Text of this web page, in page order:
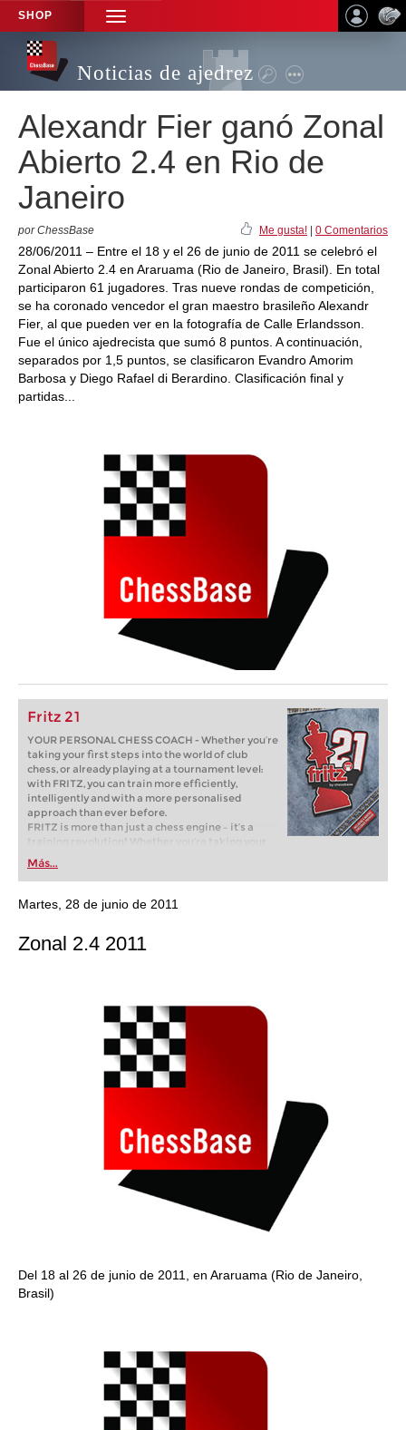
SHOP
TOGGLE
NAVIGATION
Noticias de ajedrez
Alexandr Fier ganó Zonal
Abierto 2.4 en Rio de
Janeiro
por ChessBase Me gusta! 0 Comentarios
28/06/2011 – Entre el 18 y el 26 de junio de 2011 se celebró el
Zonal Abierto 2.4 en Araruama (Rio de Janeiro, Brasil). En total
participaron 61 jugadores. Tras nueve rondas de competición,
se ha coronado vencedor el gran maestro brasileño Alexandr
Fier, al que pueden ver en la fotografía de Calle Erlandsson.
Fue el único ajedrecista que sumó 8 puntos. A continuación,
separados por 1,5 puntos, se clasificaron Evandro Amorim
Barbosa y Diego Rafael di Berardino. Clasificación final y
partidas...
Fritz 21
YOUR PERSONAL CHESS COACH - Whether you’re
taking your first steps into the world of club
chess, or already playing at a tournament level:
with FRITZ, you can train more efficiently,
intelligently and with a more personalised
approach than ever before.
FRITZ is more than just a chess engine – it’s a
training revolution! Whether you’re taking your
first steps into the world of club chess, or already
playing at a tournament level: with FRITZ, you can
train more efficiently, intelligently and with a
more personalised approach than ever before.
Más...
Martes, 28 de junio de 2011
Zonal 2.4 2011
Del 18 al 26 de junio de 2011, en Araruama (Rio de Janeiro,
Brasil)